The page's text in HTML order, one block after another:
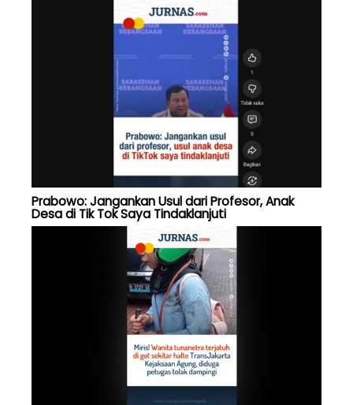
Prabowo: Jangankan Usul dari Profesor, Anak
Desa di Tik Tok Saya Tindaklanjuti